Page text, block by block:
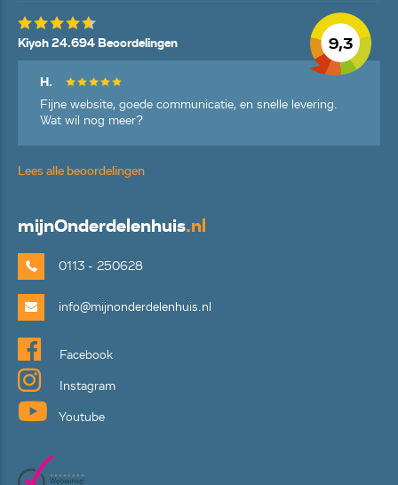
9,3
Kiyoh 24.694 Beoordelingen
H.
Fijne website, goede communicatie, en snelle levering.
Wat wil nog meer?
Lees alle beoordelingen
mijnOnderdelenhuis.nl
0113 - 250628
info@mijnonderdelenhuis.nl
Facebook
Instagram
Youtube